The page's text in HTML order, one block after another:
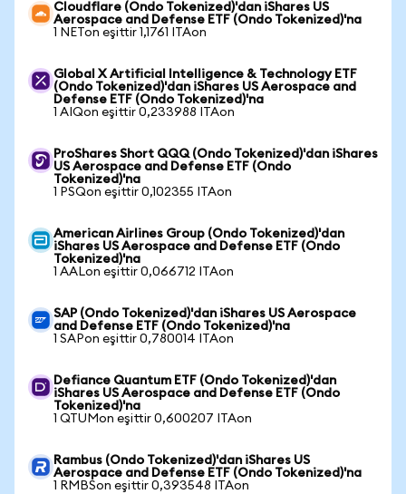
Cloudflare (Ondo Tokenized)'dan iShares US
Aerospace and Defense ETF (Ondo Tokenized)'na
1 NETon eşittir 1,1761 ITAon
Global X Artificial Intelligence & Technology ETF
(Ondo Tokenized)'dan iShares US Aerospace and
Defense ETF (Ondo Tokenized)'na
1 AIQon eşittir 0,233988 ITAon
ProShares Short QQQ (Ondo Tokenized)'dan iShares
US Aerospace and Defense ETF (Ondo
Tokenized)'na
1 PSQon eşittir 0,102355 ITAon
American Airlines Group (Ondo Tokenized)'dan
iShares US Aerospace and Defense ETF (Ondo
Tokenized)'na
1 AALon eşittir 0,066712 ITAon
SAP (Ondo Tokenized)'dan iShares US Aerospace
and Defense ETF (Ondo Tokenized)'na
1 SAPon eşittir 0,780014 ITAon
Defiance Quantum ETF (Ondo Tokenized)'dan
iShares US Aerospace and Defense ETF (Ondo
Tokenized)'na
1 QTUMon eşittir 0,600207 ITAon
Rambus (Ondo Tokenized)'dan iShares US
Aerospace and Defense ETF (Ondo Tokenized)'na
1 RMBSon eşittir 0,393548 ITAon